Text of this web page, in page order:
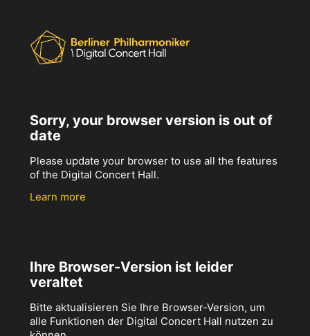
Sorry, your browser version is out of
date
Please update your browser to use all the features
of the Digital Concert Hall.
Learn more
Ihre Browser-Version ist leider
veraltet
Bitte aktualisieren Sie Ihre Browser-Version, um
alle Funktionen der Digital Concert Hall nutzen zu